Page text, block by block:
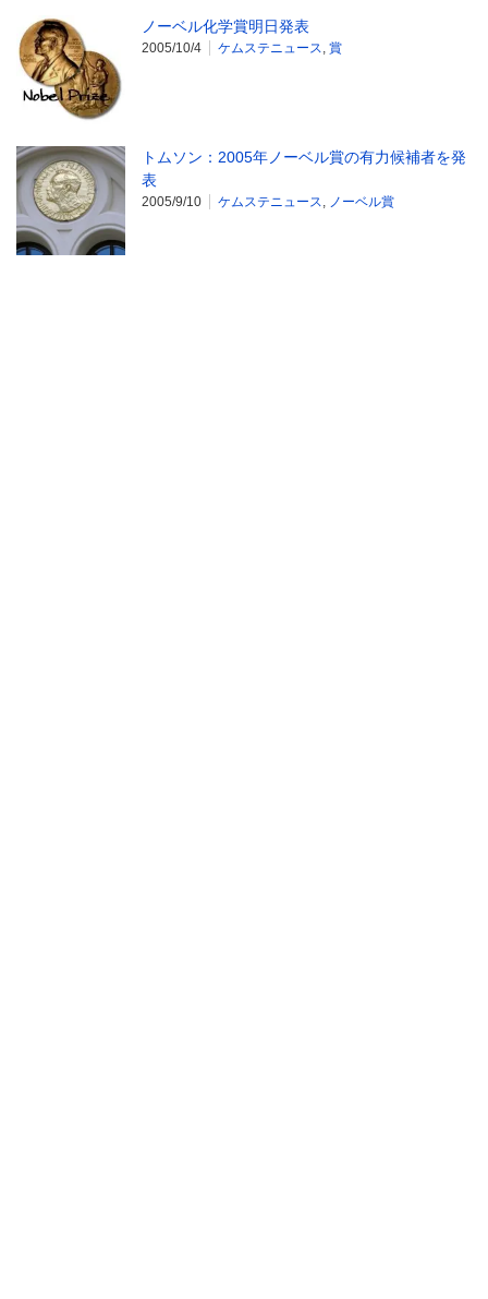
ノーベル化学賞明日発表
2005/10/4 ケムステニュース 賞
トムソン：2005年ノーベル賞の有力候補者を発
表
2005/9/10 ケムステニュース ノーベル賞